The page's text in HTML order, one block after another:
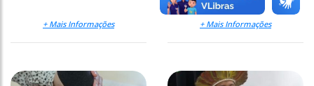
+ Mais Informações + Mais Informações